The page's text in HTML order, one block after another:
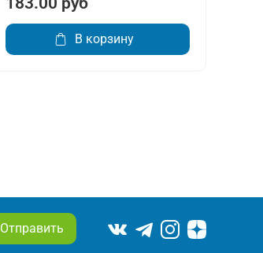
В корзину
Отправить